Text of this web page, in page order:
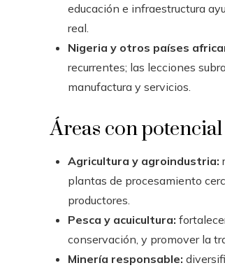
educación e infraestructura
real.
Nigeria y otros países
recurrentes; las lecciones
manufactura y servicios.
Áreas con
Agricultura y agroindustria:
plantas de procesamiento
productores.
Pesca y acuicultura:
conservación, y promover la
Minería responsable: